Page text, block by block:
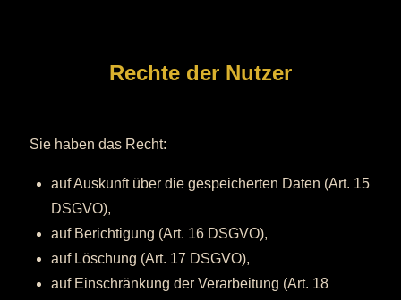
Rechte der Nutzer
Sie haben das Recht:
auf Auskunft über die gespeicherten Daten (Art. 15
DSGVO),
auf Berichtigung (Art. 16 DSGVO),
auf Löschung (Art. 17 DSGVO),
auf Einschränkung der Verarbeitung (Art. 18